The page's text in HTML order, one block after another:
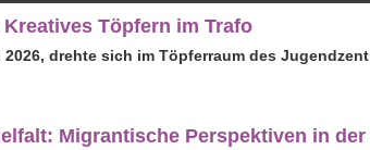
Töpfern im Trafo
2026, drehte sich im Töpferraum des
Migrantische Perspektiven in